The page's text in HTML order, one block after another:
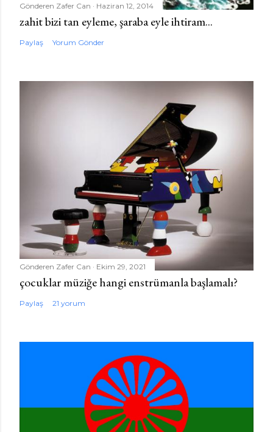
Gönderen Zafer Can Haziran 12, 2014
zahit bizi tan eyleme, şaraba eyle ihtiram...
Paylaş Yorum Gönder
Gönderen Zafer Can Ekim 29, 2021
çocuklar müziğe hangi enstrümanla başlamalı?
Paylaş 21 yorum